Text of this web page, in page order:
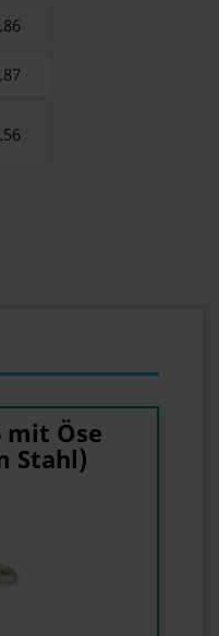
mit Öse
Stahl)